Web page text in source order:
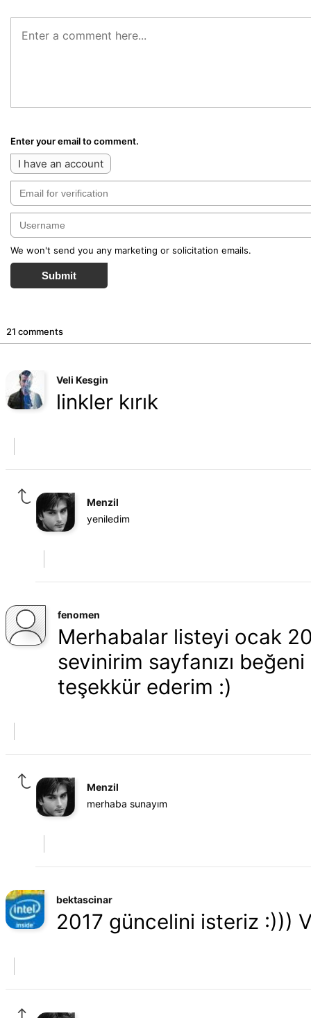
Enter your email to comment.
I have an account
We won't send you any marketing or solicitation emails.
Submit
21 comments
Veli Kesgin
linkler kırık
Menzil
yeniledim
fenomen
Merhabalar listeyi ocak
sevinirim sayfanızı
teşekkür ederim :)
Menzil
merhaba sunayım
bektascinar
2017 güncelini isteriz :)))